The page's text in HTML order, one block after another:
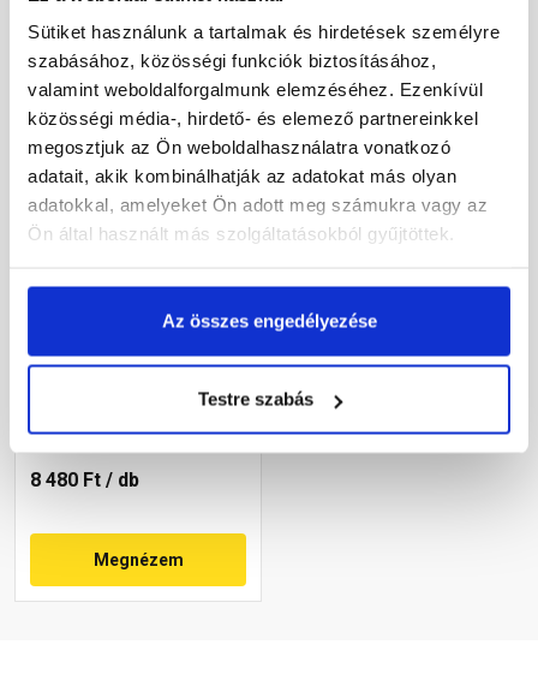
Sütiket használunk a tartalmak és hirdetések személyre
szabásához, közösségi funkciók biztosításához,
valamint weboldalforgalmunk elemzéséhez. Ezenkívül
közösségi média-, hirdető- és elemező partnereinkkel
megosztjuk az Ön weboldalhasználatra vonatkozó
adatait, akik kombinálhatják az adatokat más olyan
adatokkal, amelyeket Ön adott meg számukra vagy az
Ön által használt más szolgáltatásokból gyűjtöttek.
Az összes engedélyezése
Testre szabás
Bramac Durovent
AK116 gránit
8 480 Ft / db
Megnézem